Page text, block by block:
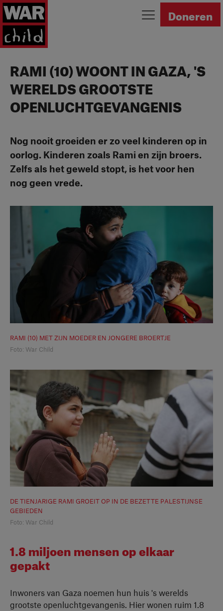
Ga naar homepage Doneren
RAMI (10) WOONT IN GAZA, 'S
WERELDS GROOTSTE
OPENLUCHTGEVANGENIS
Nog nooit groeiden er zo veel kinderen op in
oorlog. Kinderen zoals Rami en zijn broers.
Zelfs als het geweld stopt, is het voor hen
nog geen vrede.
RAMI (10) MET ZIJN MOEDER EN JONGERE BROERTJE
Foto: War Child
DE TIENJARIGE RAMI GROEIT OP IN DE BEZETTE PALESTIJNSE
GEBIEDEN
Foto: War Child
1.8 miljoen mensen op elkaar
gepakt
Inwoners van Gaza noemen hun huis 's werelds
grootste openluchtgevangenis. Hier wonen ruim 1.8